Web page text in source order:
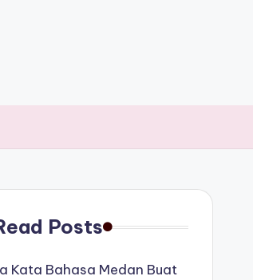
Posts
Kata Bahasa Medan Buat